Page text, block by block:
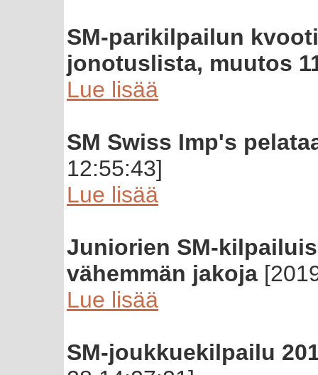
SM-parikilpailun
jonotuslista, muutos
Lue lisää
SM Swiss Imp's
12:55:43]
Lue lisää
Juniorien SM-
vähemmän jakoja
Lue lisää
SM-joukkuekilpailu